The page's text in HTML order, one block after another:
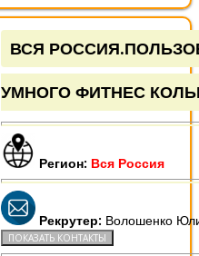
ВСЯ
УМНОГО ФИТНЕС
Регион: Вся Россия
Рекрутер: Волошенко